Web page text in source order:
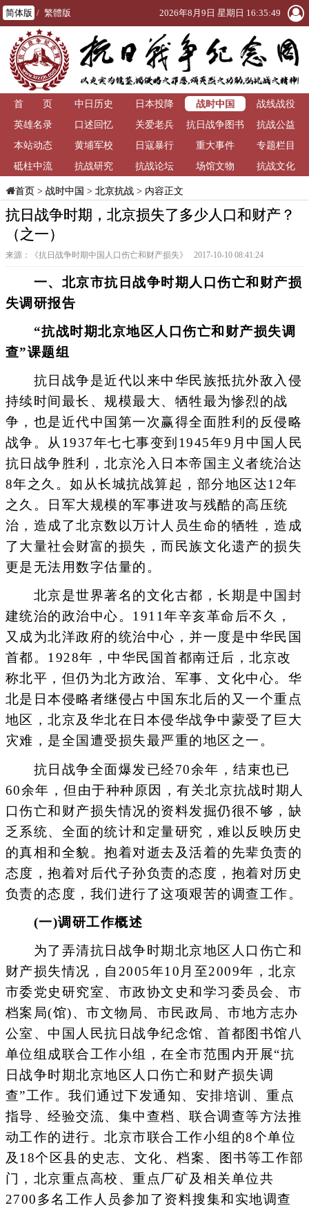
简体版 / 繁體版 2026年8月9日 星期日 16:35:50
首 页 中日历史 日本投降 战时中国
战线战役
英雄名录
口述回忆 关爱老兵
抗日战争图书
馆
抗战公益
本站动态
黄埔军校 日寇暴行 重大事件
专题栏目
砥柱中流
抗战研究 抗战论坛 场馆文物 抗战文化
首页> 战时中国 > 北京抗战> 内容正文
抗日战争时期，北京损失了多少人口和财产？
（之一）
来源：《抗日战争时期中国人口伤亡和财产损失》 2017-10-10 08:41:24
一、北京市抗日战争时期人口伤亡和财产损
失调研报告
“抗战时期北京地区人口伤亡和财产损失调
查”课题组
抗日战争是近代以来中华民族抵抗外敌入侵
持续时间最长、规模最大、牺牲最为惨烈的战
争，也是近代中国第一次赢得全面胜利的反侵略
战争。从1937年七七事变到1945年9月中国人民
抗日战争胜利，北京沦入日本帝国主义者统治达
8年之久。如从长城抗战算起，部分地区达12年
之久。日军大规模的军事进攻与残酷的高压统
治，造成了北京数以万计人员生命的牺牲，造成
了大量社会财富的损失，而民族文化遗产的损失
更是无法用数字估量的。
北京是世界著名的文化古都，长期是中国封
建统治的政治中心。1911年辛亥革命后不久，
又成为北洋政府的统治中心，并一度是中华民国
首都。1928年，中华民国首都南迁后，北京改
称北平，但仍为北方政治、军事、文化中心。华
北是日本侵略者继侵占中国东北后的又一个重点
地区，北京及华北在日本侵华战争中蒙受了巨大
灾难，是全国遭受损失最严重的地区之一。
抗日战争全面爆发已经70余年，结束也已
60余年，但由于种种原因，有关北京抗战时期人
口伤亡和财产损失情况的资料发掘仍很不够，缺
乏系统、全面的统计和定量研究，难以反映历史
的真相和全貌。抱着对逝去及活着的先辈负责的
态度，抱着对后代子孙负责的态度，抱着对历史
负责的态度，我们进行了这项艰苦的调查工作。
(一)调研工作概述
为了弄清抗日战争时期北京地区人口伤亡和
财产损失情况，自2005年10月至2009年，北京
市委党史研究室、市政协文史和学习委员会、市
档案局(馆)、市文物局、市民政局、市地方志办
公室、中国人民抗日战争纪念馆、首都图书馆八
单位组成联合工作小组，在全市范围内开展“抗
日战争时期北京地区人口伤亡和财产损失调
查”工作。我们通过下发通知、安排培训、重点
指导、经验交流、集中查档、联合调查等方法推
动工作的进行。北京市联合工作小组的8个单位
及18个区县的史志、文化、档案、图书等工作部
门，北京重点高校、重点厂矿及相关单位共
2700多名工作人员参加了资料搜集和实地调查